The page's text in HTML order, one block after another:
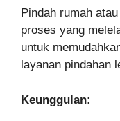
Pindah rumah
proses yang
untuk
layanan pindahan
Keunggulan: